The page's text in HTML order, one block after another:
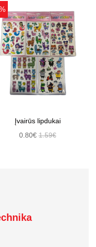
Įvairūs lipdukai
0.80€1.59€